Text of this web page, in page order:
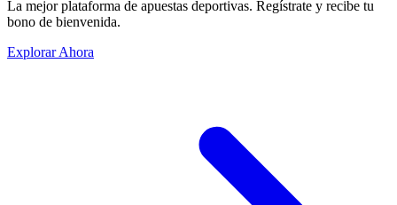
La mejor plataforma de apuestas deportivas. Regístrate y recibe tu
bono de bienvenida.
Explorar Ahora